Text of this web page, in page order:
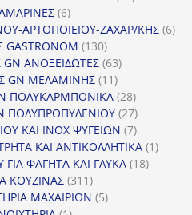
66
προϊόντα
ΑΡΤΟΠΟΙΕΙΟΥ-ΖΑΧΑΡ/ΚΗΣ 66
130130
προϊόντα
ΑΝΟΞΕΙΔΩΤΕΣ 6363
GN ΜΕΛΑΜΙΝΗΣ 1111
προϊόντα
ΠΟΛΥΚΑΡΜΠΟΝΙΚΑ 2828
προϊόντα
ΠΟΛΥΠΡΟΠΥΛΕΝΙΟΥ 2727
προϊόντα
ΚΑΙ INOX ΨΥΓΕΙΩΝ 77
προϊόντα
ΚΑΙ ΑΝΤΙΚΟΛΛΗΤΙΚΑ 11
ΦΑΓΗΤΑ ΚΑΙ ΓΛΥΚΑ 1818
ΚΟΥΖΙΝΑΣ 311311
προϊόντα
ΜΑΧΑΙΡΙΩΝ 55